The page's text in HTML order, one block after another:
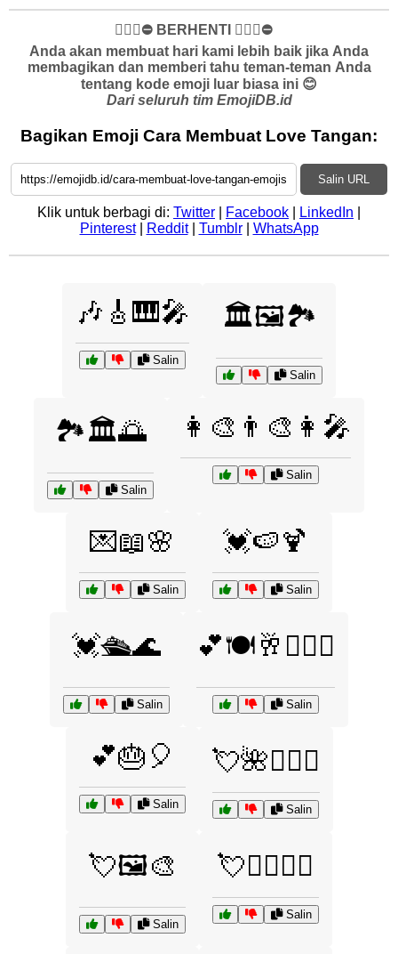
✋🏻🛑⛔️ BERHENTI ✋🏻🛑⛔️
Anda akan membuat hari kami lebih baik jika Anda
membagikan dan memberi tahu teman-teman Anda
tentang kode emoji luar biasa ini 😊
Dari seluruh tim EmojiDB.id
Bagikan Emoji Cara Membuat Love Tangan:
Salin URL
Klik untuk berbagi di: Twitter Facebook LinkedIn
Pinterest| Reddit| Tumblr| WhatsApp
🎶🎸🎹🎤
Salin
🏛️🖼️🏞️
Salin
🏞️🏛️🌅
Salin
👩‍🎨👨‍🎨👩‍🎤
Salin
💌📖🌸
Salin
💓🍉🍹
Salin
💓🛳️🌊
Salin
💕🍽️🥂👩‍❤️‍👨
Salin
💕🎂🎈
Salin
💘🌺👩‍❤️‍👨
Salin
💘🖼️🎨
Salin
💘🚴‍♂️🚴‍♀️
Salin